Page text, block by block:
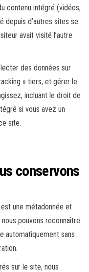
contenu intégré (vidéos,
depuis d’autres sites se
avait visité l’autre
des données sur
» tiers, et gérer le
incluant le droit de
si vous avez un
site.
conservons
une métadonnée et
pouvons reconnaître
automatiquement sans
sur le site, nous